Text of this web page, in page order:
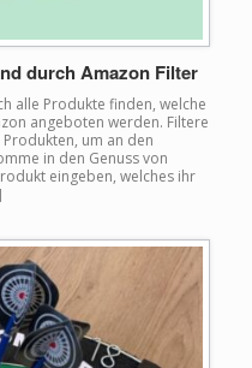
durch Amazon Filter
alle Produkte finden, welche
angeboten werden. Filtere
um an den
in den Genuss von
eingeben, welches ihr